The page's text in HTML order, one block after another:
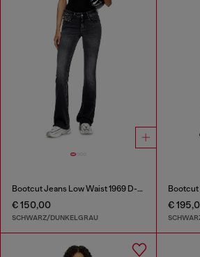
Bootcut Jeans Low Waist 1969 D-Ebbey
€ 150,00
SCHWARZ/DUNKELGRAU
Bootcut
€